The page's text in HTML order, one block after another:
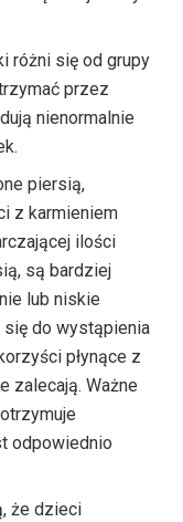
różni się od grupy
przez
nienormalnie
piersią,
z karmieniem
ilości
są bardziej
lub niskie
do wystąpienia
płynące z
zalecają. Ważne
odpowiednio
że dzieci